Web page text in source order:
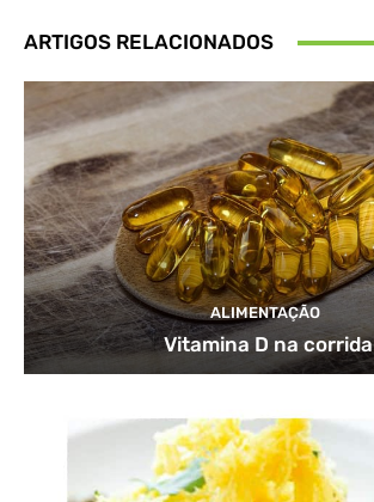
ARTIGOS RELACIONADOS
ALIMENTAÇÃO
Vitamina D na corrida